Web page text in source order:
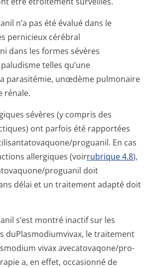
n’a pas été évalué dans le
pernicieux cérébral
dans les formes sévères
telles qu’une
parasitémie, unœdème pulmonaire
rénale.
sévères (y compris des
ont parfois été rapportées
proguanil. En cas
allergiques (voirrubrique 4.8),
pro­guanil doit
délai et un traitement adapté doit
s’est montré inactif sur les
duPlasmodiumvivax, le traitement
vivax avecatovaqone/pro­
a, en effet, occasionné de